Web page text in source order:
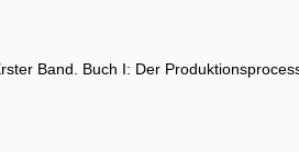
Band. Buch I: Der